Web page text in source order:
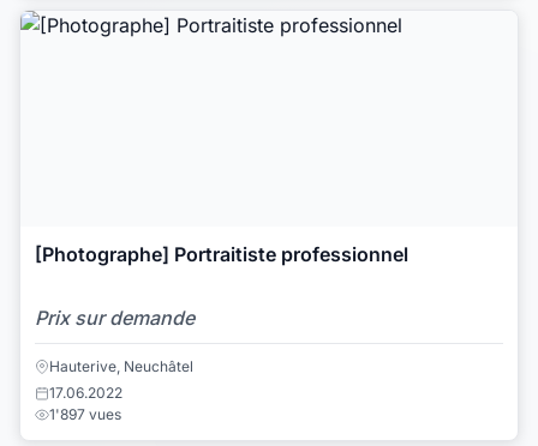
[Photographe] Portraitiste professionnel
Prix sur demande
Hauterive, Neuchâtel
17.06.2022
1'897 vues